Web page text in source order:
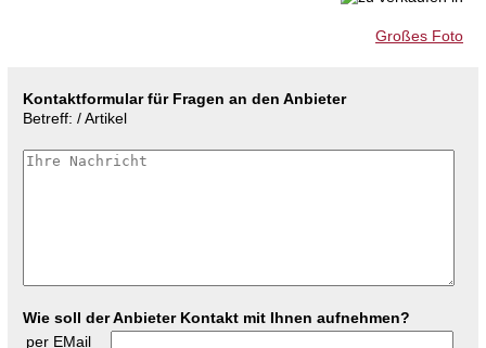
Großes Foto
Kontaktformular für Fragen an den Anbieter
Betreff: / Artikel
Wie soll der Anbieter Kontakt mit Ihnen aufnehmen?
per EMail